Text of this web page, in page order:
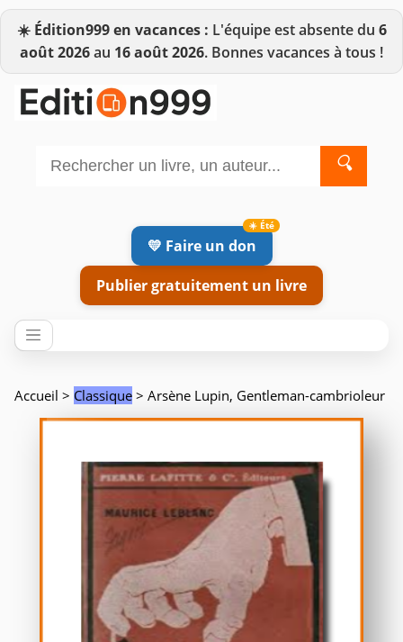
☀️ Édition999 en vacances : L'équipe est absente du 6
août 2026au 16 août 2026. Bonnes vacances à tous !
🔍
💛 Faire un don
Publier gratuitement un livre
Accueil > Classique > Arsène Lupin, Gentleman-cambrioleur